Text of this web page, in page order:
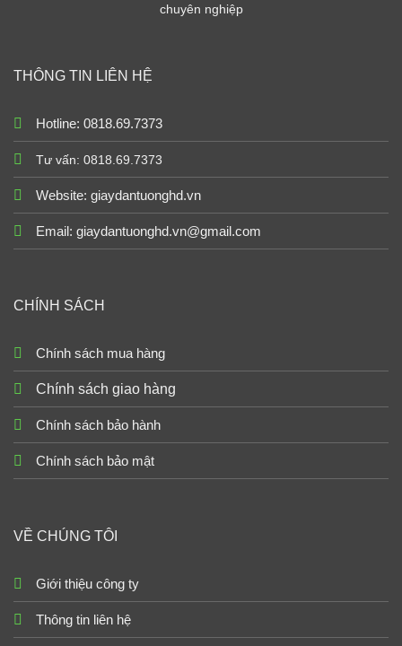
chuyên nghiệp
THÔNG TIN LIÊN HỆ
Hotline: 0818.69.7373
Tư vấn: 0818.69.7373
Website: giaydantuonghd.vn
Email: giaydantuonghd.vn@gmail.com
CHÍNH SÁCH
Chính sách mua hàng
Chính sách giao hàng
Chính sách bảo hành
Chính sách bảo mật
VỀ CHÚNG TÔI
Giới thiệu công ty
Thông tin liên hệ